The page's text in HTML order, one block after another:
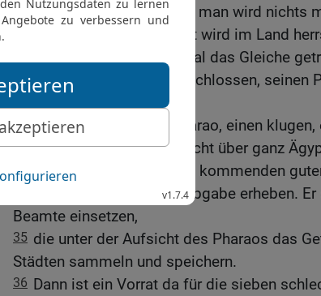
dem Überfluss vorbei sein; man wird nichts
und drückende Hungersnot wird im Land
Dass der Pharao zweimal das Gleiche
bedeutet: Gott ist fest entschlossen, seinen
33 Darum rate ich dem Pharao, einen
zu suchen und ihm Vollmacht über ganz
34
Der Pharao sollte in den kommenden
fünften Teil der Ernte als Abgabe erheben.
Beamte einsetzen,
35 die unter der Aufsicht des Pharaos das
Städten sammeln und speichern.
36 Dann ist ein Vorrat da für die sieben